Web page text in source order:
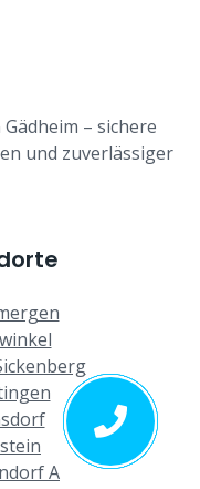
– sichere
und zuverlässiger
A